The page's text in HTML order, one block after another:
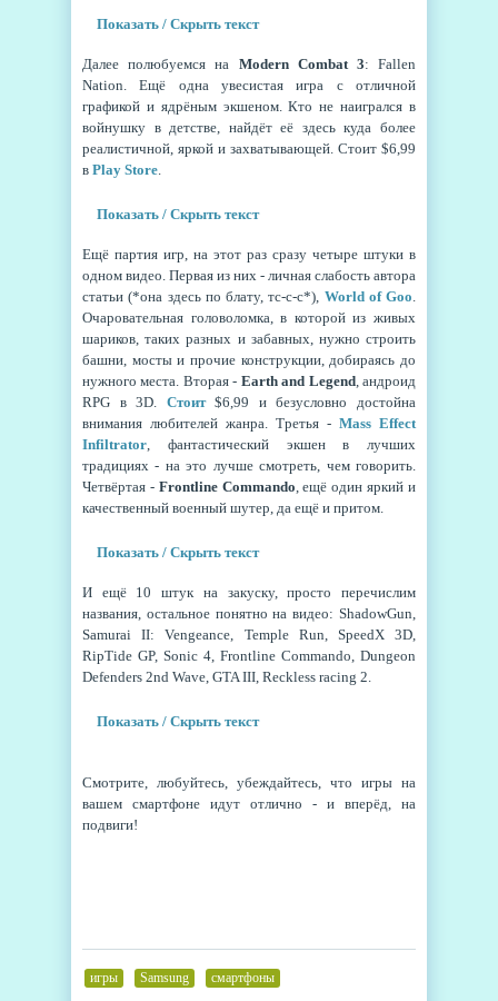
Показать / Скрыть текст
Далее полюбуемся на Modern Combat 3: Fallen
Nation. Ещё одна увесистая игра с отличной
графикой и ядрёным экшеном. Кто не наигрался в
войнушку в детстве, найдёт её здесь куда более
реалистичной, яркой и захватывающей. Стоит $6,99
в Play Store.
Показать / Скрыть текст
Ещё партия игр, на этот раз сразу четыре штуки в
одном видео. Первая из них - личная слабость автора
статьи (*она здесь по блату, тс-с-с*), World of Goo.
Очаровательная головоломка, в которой из живых
шариков, таких разных и забавных, нужно строить
башни, мосты и прочие конструкции, добираясь до
нужного места. Вторая - Earth and Legend, андроид
RPG в 3D. Стоит$6,99 и безусловно достойна
внимания любителей жанра. Третья - Mass Effect
Infiltrator, фантастический экшен в лучших
традициях - на это лучше смотреть, чем говорить.
Четвёртая - Frontline Commando, ещё один яркий и
качественный военный шутер, да ещё и притом.
Показать / Скрыть текст
И ещё 10 штук на закуску, просто перечислим
названия, остальное понятно на видео: ShadowGun,
Samurai II: Vengeance, Temple Run, SpeedX 3D,
RipTide GP, Sonic 4, Frontline Commando, Dungeon
Defenders 2nd Wave, GTA III, Reckless racing 2.
Показать / Скрыть текст
Смотрите, любуйтесь, убеждайтесь, что игры на
вашем смартфоне идут отлично - и вперёд, на
подвиги!
игры Samsung смартфоны